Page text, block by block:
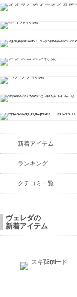
新着アイテム
ランキング
クチコミ一覧
ヴェレダの
新着アイテム